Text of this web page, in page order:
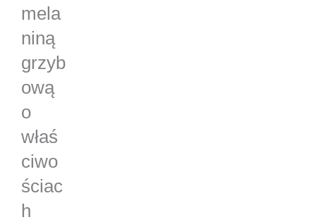
mela
niną
grzyb
ową
o
właś
ciwo
ściac
h